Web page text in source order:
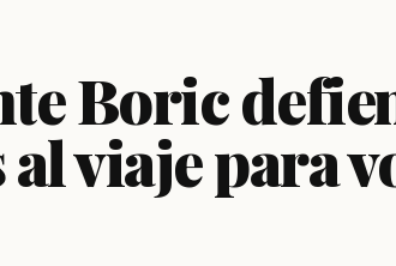
Boric
viaje para